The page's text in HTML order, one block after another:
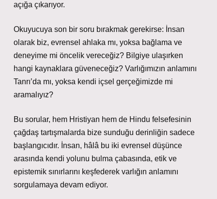
açığa çıkarıyor.
Okuyucuya son bir soru bırakmak gerekirse: İnsan
olarak biz, evrensel ahlaka mı, yoksa bağlama ve
deneyime mi öncelik vereceğiz? Bilgiye ulaşırken
hangi kaynaklara güveneceğiz? Varlığımızın anlamını
Tanrı’da mı, yoksa kendi içsel gerçeğimizde mi
aramalıyız?
Bu sorular, hem Hristiyan hem de Hindu felsefesinin
çağdaş tartışmalarda bize sunduğu derinliğin sadece
başlangıcıdır. İnsan, hâlâ bu iki evrensel düşünce
arasında kendi yolunu bulma çabasında, etik ve
epistemik sınırlarını keşfederek varlığın anlamını
sorgulamaya devam ediyor.